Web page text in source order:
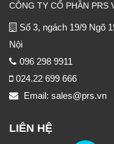
CÔNG TY CỔ PHẦN PRS
Số 3, ngách 19/9 Ngõ
Nội
096 298 9911
024.22 699 666
Email: sales@prs.vn
LIÊN HỆ